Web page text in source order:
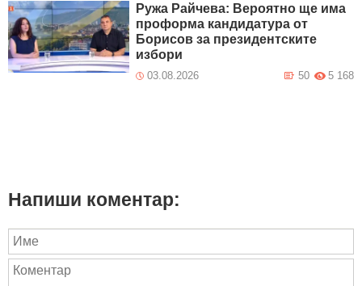
Ружа Райчева: Вероятно ще има
проформа кандидатура от
Борисов за президентските
избори
03.08.2026 5 168
50
Напиши коментар: